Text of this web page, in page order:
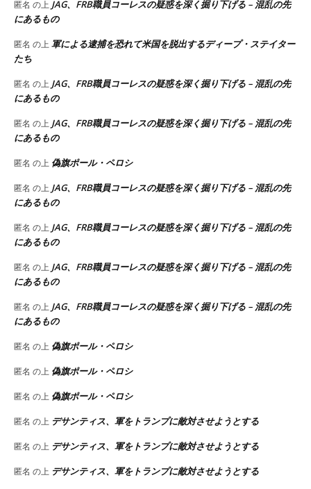
匿名 の上 JAG、FRB職員コーレスの疑惑を深く掘り下げる – 混乱の先
にあるもの
匿名 の上軍による逮捕を恐れて米国を脱出するディープ・ステイター
たち
匿名 の上 JAG、FRB職員コーレスの疑惑を深く掘り下げる – 混乱の先
にあるもの
匿名 の上 JAG、FRB職員コーレスの疑惑を深く掘り下げる – 混乱の先
にあるもの
匿名 の上 偽旗ポール・ペロシ
匿名 の上 JAG、FRB職員コーレスの疑惑を深く掘り下げる – 混乱の先
にあるもの
匿名 の上 JAG、FRB職員コーレスの疑惑を深く掘り下げる – 混乱の先
にあるもの
匿名 の上 JAG、FRB職員コーレスの疑惑を深く掘り下げる – 混乱の先
にあるもの
匿名 の上 JAG、FRB職員コーレスの疑惑を深く掘り下げる – 混乱の先
にあるもの
匿名 の上 偽旗ポール・ペロシ
匿名 の上 偽旗ポール・ペロシ
匿名 の上 偽旗ポール・ペロシ
匿名 の上 デサンティス、軍をトランプに敵対させようとする
匿名 の上 デサンティス、軍をトランプに敵対させようとする
匿名 の上 デサンティス、軍をトランプに敵対させようとする